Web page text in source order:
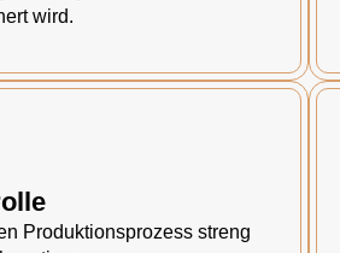
wird.
Produktionsprozess streng